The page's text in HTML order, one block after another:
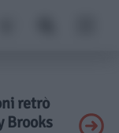
retrò
Brooks